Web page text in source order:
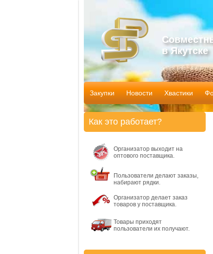
в Якутске
Закупки Новости Хвастики
Как это работает?
Организатор выходит на
оптового поставщика.
Пользователи делают заказы,
набирают рядки.
Организатор делает заказ
товаров у поставщика.
Товары приходят
пользователи их получают.